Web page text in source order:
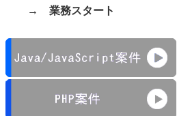
→ 業務スタート